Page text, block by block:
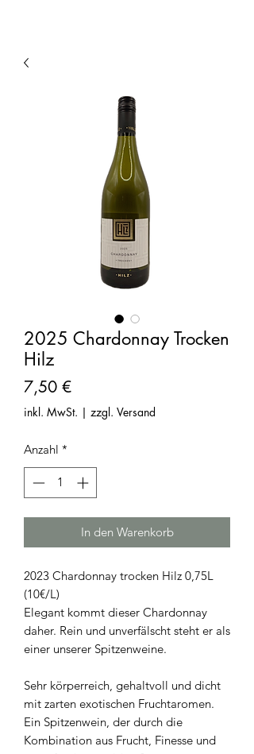
2025 Chardonnay Trocken
Hilz
7,50 €Preis
inkl. MwSt. | zzgl. Versand
Anzahl *
In den Warenkorb
2023 Chardonnay trocken Hilz 0,75L
(10€/L)
Elegant kommt dieser Chardonnay
daher. Rein und unverfälscht steht er als
einer unserer Spitzenweine.
Sehr körperreich, gehaltvoll und dicht
mit zarten exotischen Fruchtaromen.
Ein Spitzenwein, der durch die
Kombination aus Frucht, Finesse und